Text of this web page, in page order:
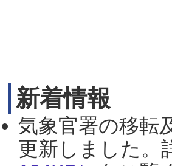
新着情報
気象官署の移転
更新しました。